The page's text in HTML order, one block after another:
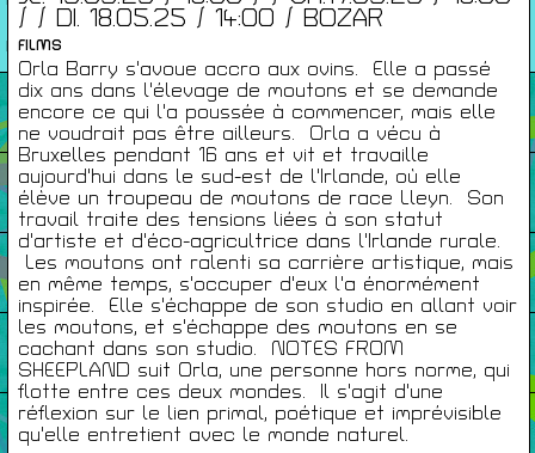
/ / DI. 18.05.25 / 14:00 / BOZAR
FILMS
Orla Barry s'avoue accro aux ovins. Elle a passé
dix ans dans l'élevage de moutons et se demande
encore ce qui l'a poussée à commencer, mais elle
ne voudrait pas être ailleurs. Orla a vécu à
Bruxelles pendant 16 ans et vit et travaille
aujourd'hui dans le sud-est de l'Irlande, où elle
élève un troupeau de moutons de race Lleyn. Son
travail traite des tensions liées à son statut
d'artiste et d'éco-agricultrice dans l'Irlande rurale.
Les moutons ont ralenti sa carrière artistique, mais
en même temps, s'occuper d'eux l'a énormément
inspirée. Elle s'échappe de son studio en allant voir
les moutons, et s'échappe des moutons en se
cachant dans son studio. NOTES FROM
SHEEPLAND suit Orla, une personne hors norme, qui
flotte entre ces deux mondes. Il s'agit d'une
réflexion sur le lien primal, poétique et imprévisible
qu'elle entretient avec le monde naturel.
26/27
RENCONTRES
Agenda
Expositions
Éditions
Artists Print
Podcasts